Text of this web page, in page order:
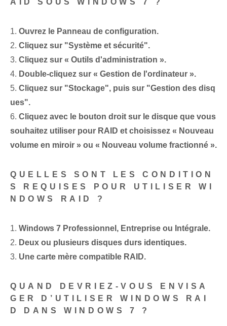
AID SOUS WINDOWS 7 ?
1. Ouvrez le Panneau de configuration.
2. Cliquez sur "Système et sécurité".
3. Cliquez⁢ sur « Outils d'administration ».
4. Double-cliquez sur « Gestion de l'ordinateur⁤ ».
5. Cliquez sur "Stockage", puis sur "Gestion des disq
ues".
6. Cliquez avec le bouton droit sur le disque que vous
souhaitez utiliser pour RAID et choisissez « Nouveau
volume en miroir » ou « Nouveau volume fractionné ».
QUELLES SONT LES CONDITION
S REQUISES POUR UTILISER WI
NDOWS RAID ?
1. Windows 7 Professionnel, Entreprise ou Intégrale.
2. Deux ou plusieurs disques durs identiques.
3. Une carte mère compatible RAID.
QUAND DEVRIEZ-VOUS ENVISA
GER D’UTILISER WINDOWS RAI
D DANS WINDOWS 7 ?